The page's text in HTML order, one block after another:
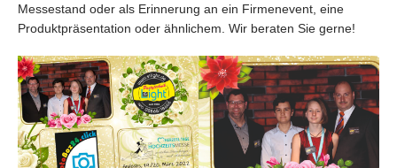
Messestand oder als Erinnerung an ein Firmenevent, eine
Produktpräsentation oder ähnlichem. Wir beraten Sie gerne!